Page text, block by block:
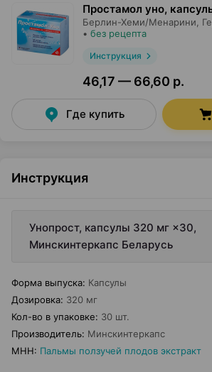
Простамол уно,
Берлин-Хеми/Менарини ,
• без рецепта
Инструкция
46,17 — 66,60 р.
Где купить
Инструкция
Унопрост, капсулы 320 мг ×30,
Минскинтеркапс Беларусь
Форма выпуска: Капсулы
Дозировка: 320 мг
Кол-во в упаковке: 30 шт.
Производитель: Минскинтеркапс
МНН: Пальмы ползучей плодов экстракт